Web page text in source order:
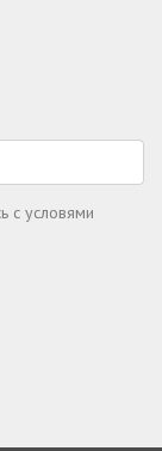
с условями